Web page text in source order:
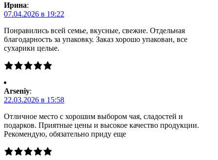
Ирина:
07.04.2026 в 19:22
Понравились всей семье, вкусные, свежие. Отдельная
благодарность за упаковку. Заказ хорошо упакован, все
сухарики целые.
Arseniy:
22.03.2026 в 15:58
Отличное место с хорошим выбором чая, сладостей и
подарков. Приятные цены и высокое качество продукции.
Рекомендую, обязательно приду еще